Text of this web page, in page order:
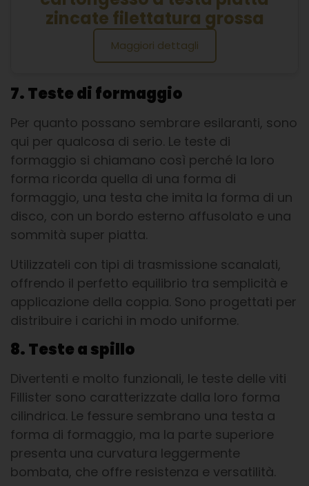
zincate filettatura grossa
Maggiori dettagli
7. Teste di formaggio
Per quanto possano sembrare esilaranti, sono
qui per qualcosa di serio. Le teste di
formaggio si chiamano così perché la loro
forma ricorda quella di una forma di
formaggio, una testa che imita la forma di un
disco, con un bordo esterno affusolato e una
sommità super piatta.
Utilizzateli con tipi di trasmissione scanalati,
offrendo il perfetto equilibrio tra semplicità e
applicazione della coppia. Sono progettati per
distribuire i carichi in modo uniforme.
8. Teste a spillo
Divertenti e molto funzionali, le teste delle viti
Fillister sono caratterizzate dalla loro forma
cilindrica. Le fessure sembrano una testa a
forma di formaggio, ma la parte superiore
presenta una curvatura leggermente
bombata, che offre resistenza e versatilità.